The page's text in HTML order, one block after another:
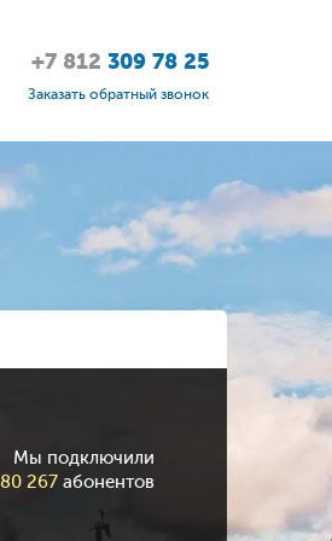
+7 812 309 78 25
Заказать обратный звонок
Мы подключили
80 267 абонентов